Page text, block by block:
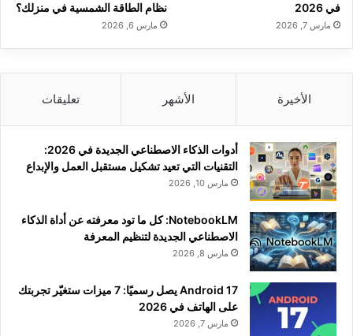
في 2026
مارس 7, 2026
نظام الطاقة الشمسية في منزلك؟
مارس 6, 2026
الأخيرة الأشهر تعليقات
أدوات الذكاء الاصطناعي الجديدة في 2026:
التقنيات التي تعيد تشكيل مستقبل العمل والإبداع
مارس 10, 2026
NotebookLM: كل ما تود معرفته عن أداة الذكاء
الاصطناعي الجديدة لتنظيم المعرفة
مارس 8, 2026
Android 17 يصل رسميًا: 7 ميزات ستغيّر تجربتك
على الهاتف في 2026
مارس 7, 2026